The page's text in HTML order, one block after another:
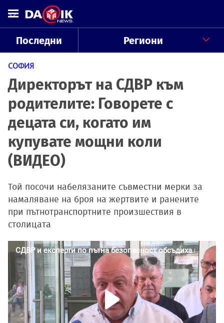
Последни Региони
СОФИЯ
Директорът на СДВР към
родителите: Говорете с
децата си, когато им
купувате мощни коли
(ВИДЕО)
Той посочи набелязаните съвместни мерки за
намаляване на броя на жертвите и ранените
при пътнотранспортните произшествия в
столицата